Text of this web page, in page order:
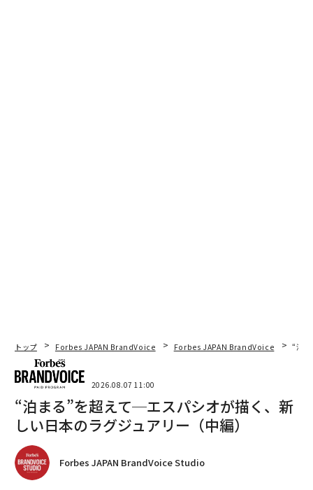
トップ Forbes JAPAN BrandVoice Forbes JAPAN BrandVoice “泊
2026.08.07 11:00
“泊まる”を超えて─エスパシオが描く、新
しい日本のラグジュアリー（中編）
Forbes JAPAN BrandVoice Studio